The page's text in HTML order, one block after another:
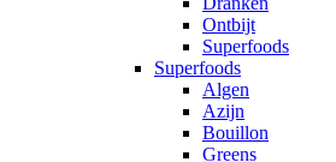
Ontbijt
Superfoods
Superfoods
Algen
Azijn
Bouillon
Greens